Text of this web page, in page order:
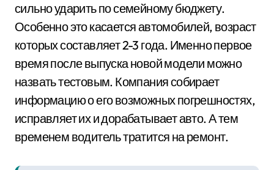
сильно ударить по семейному бюджету.
Особенно это касается автомобилей, возраст
которых составляет 2-3 года. Именно первое
время после выпуска новой модели можно
назвать тестовым. Компания собирает
информацию о его возможных погрешностях,
исправляет их и дорабатывает авто. А тем
временем водитель тратится на ремонт.